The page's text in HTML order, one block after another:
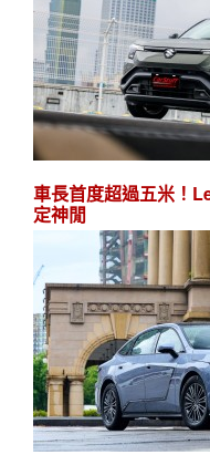
車長首度超過五米！
定神閒